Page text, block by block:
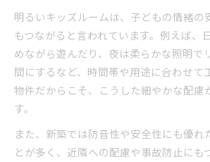
明るいキッズルームは、子どもの情緒の
もつながると言われています。例えば、
めながら遊んだり、夜は柔らかな照明で
間にするなど、時間帯や用途に合わせて
物件だからこそ、こうした細やかな配慮
す。
また、新築では防音性や安全性にも優れ
とが多く、近隣への配慮や事故防止にも